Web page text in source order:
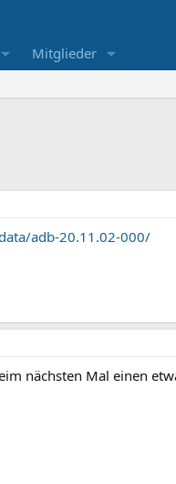
Mitglieder
adb-20.11.02-000/
nächsten Mal einen